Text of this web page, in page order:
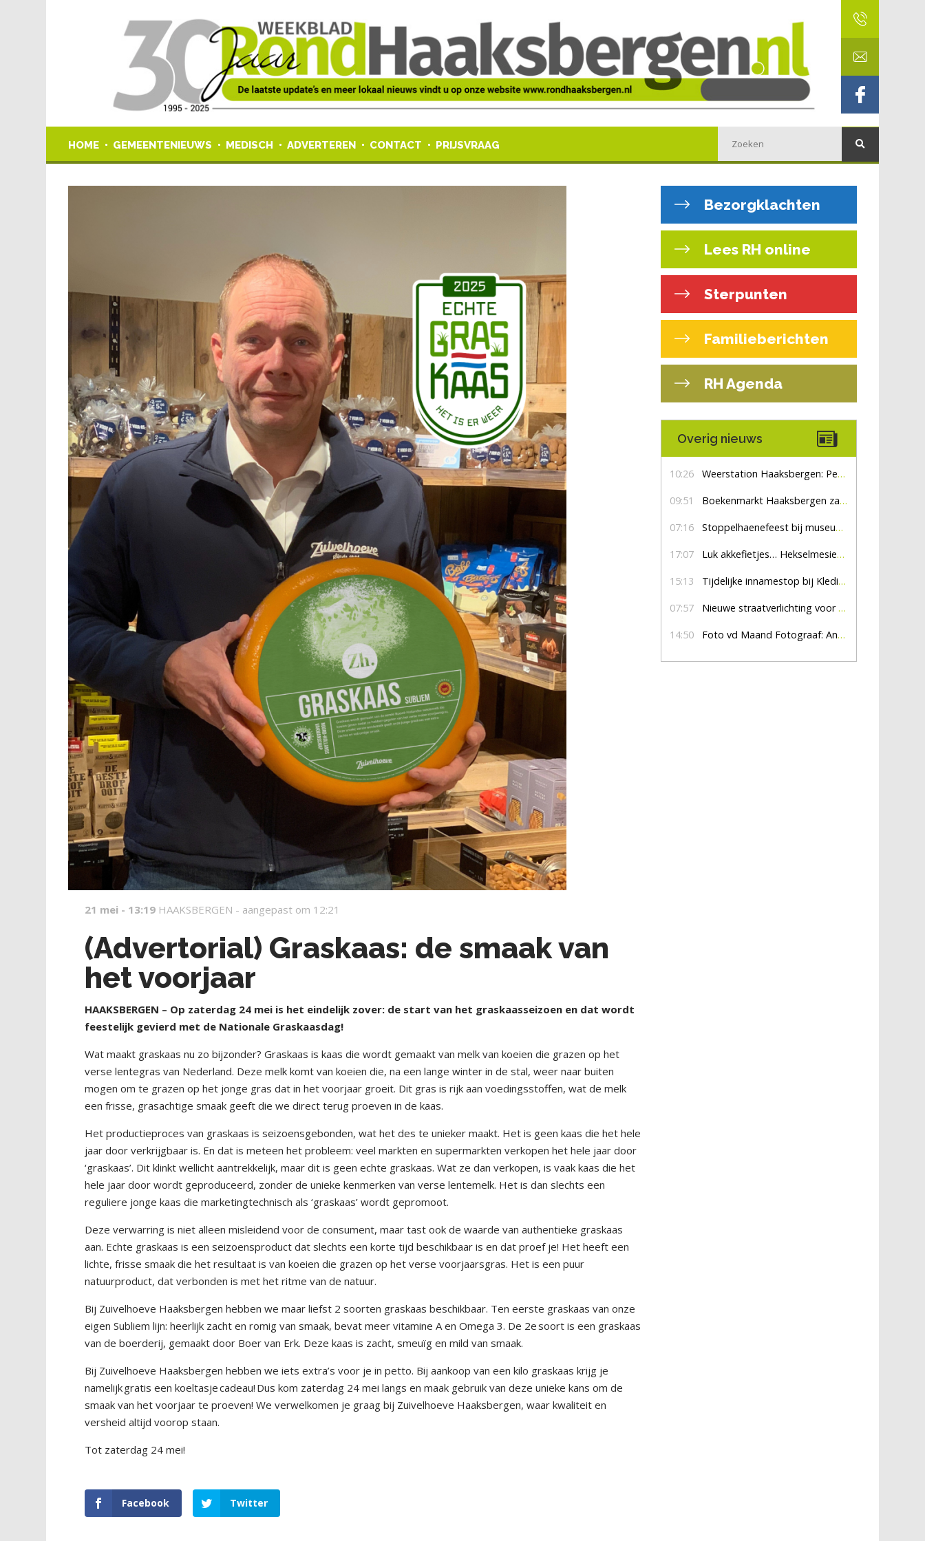
HOME GEMEENTENIEUWS MEDISCH ADVERTEREN CONTACT PRIJSVRAAG
21 mei - 13:19 HAAKSBERGEN - aangepast om 12:21
(Advertorial) Graskaas: de smaak van
het voorjaar
HAAKSBERGEN – Op zaterdag 24 mei is het eindelijk zover: de start van het graskaasseizoen en dat wordt
feestelijk gevierd met de Nationale Graskaasdag!
Wat maakt graskaas nu zo bijzonder? Graskaas is kaas die wordt gemaakt van melk van koeien die grazen op het
verse lentegras van Nederland. Deze melk komt van koeien die, na een lange winter in de stal, weer naar buiten
mogen om te grazen op het jonge gras dat in het voorjaar groeit. Dit gras is rijk aan voedingsstoffen, wat de melk
een frisse, grasachtige smaak geeft die we direct terug proeven in de kaas.
Het productieproces van graskaas is seizoensgebonden, wat het des te unieker maakt. Het is geen kaas die het hele
jaar door verkrijgbaar is. En dat is meteen het probleem: veel markten en supermarkten verkopen het hele jaar door
‘graskaas’. Dit klinkt wellicht aantrekkelijk, maar dit is geen echte graskaas. Wat ze dan verkopen, is vaak kaas die het
hele jaar door wordt geproduceerd, zonder de unieke kenmerken van verse lentemelk. Het is dan slechts een
reguliere jonge kaas die marketingtechnisch als ‘graskaas’ wordt gepromoot.
Deze verwarring is niet alleen misleidend voor de consument, maar tast ook de waarde van authentieke graskaas
aan. Echte graskaas is een seizoensproduct dat slechts een korte tijd beschikbaar is en dat proef je! Het heeft een
lichte, frisse smaak die het resultaat is van koeien die grazen op het verse voorjaarsgras. Het is een puur
natuurproduct, dat verbonden is met het ritme van de natuur.
Bij Zuivelhoeve Haaksbergen hebben we maar liefst 2 soorten graskaas beschikbaar. Ten eerste graskaas van onze
eigen Subliem lijn: heerlijk zacht en romig van smaak, bevat meer vitamine A en Omega 3. De 2e soort is een graskaas
van de boerderij, gemaakt door Boer van Erk. Deze kaas is zacht, smeuïg en mild van smaak.
Bij Zuivelhoeve Haaksbergen hebben we iets extra’s voor je in petto. Bij aankoop van een kilo graskaas krijg je
namelijk gratis een koeltasje cadeau! Dus kom zaterdag 24 mei langs en maak gebruik van deze unieke kans om de
smaak van het voorjaar te proeven! We verwelkomen je graag bij Zuivelhoeve Haaksbergen, waar kwaliteit en
versheid altijd voorop staan.
Tot zaterdag 24 mei!
Facebook Twitter
Bezorgklachten
Lees RH online
Sterpunten
Familieberichten
RH Agenda
Overig nieuws
10:26 Weerstation Haaksbergen: Perioden met zon en droog
09:51 Boekenmarkt Haaksbergen zaterdag 8 augustus, marktplein Haaksbergen
07:16 Stoppelhaenefeest bij museum De Lebbenbrugge
17:07 Luk akkefietjes… HekselmesienHarry
15:13 Tijdelijke innamestop bij Kledingbank Stefania
07:57 Nieuwe straatverlichting voor De Veldmaat en De Pas
14:50 Foto vd Maand Fotograaf: Anna Jalving